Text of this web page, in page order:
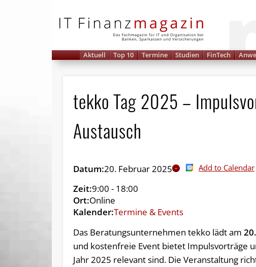
Aktuell Top 10 Termine Studien FinTech
tekko Tag 2025 –
Austausch
Datum:20. Februar 2025 Add to Calendar
Zeit:9:00 - 18:00
Ort:Online
Kalender:Termine & Events
Das Beratungsunternehmen tekko lädt am
und kostenfreie Event bietet Impulsvorträge
Jahr 2025 relevant sind. Die Veranstaltung